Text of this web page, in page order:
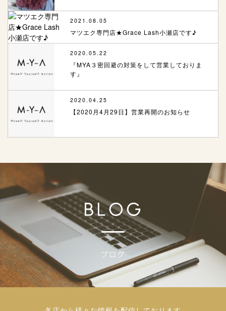
2021.08.05
マツエク専門店★Grace Lash小瀬店です♪
2020.05.22
『MYA３密回避の対策をして営業しておりま
す』
2020.04.25
【2020月4月29日】営業再開のお知らせ